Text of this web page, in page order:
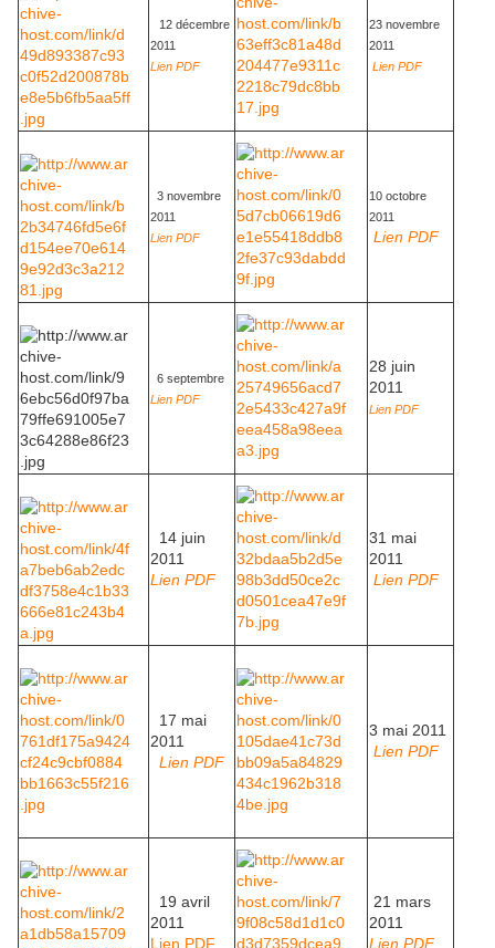
12 décembre
2011
Lien PDF
23 novembre
2011
Lien PDF
3 novembre
2011
Lien PDF
10 octobre
2011
Lien PDF
6 septembre
Lien PDF
28 juin
2011
Lien PDF
14 juin
2011
Lien PDF
31 mai
2011
Lien PDF
17 mai
2011
Lien PDF
3 mai 2011
Lien PDF
19 avril
2011
Lien PDF
21 mars
2011
Lien PDF